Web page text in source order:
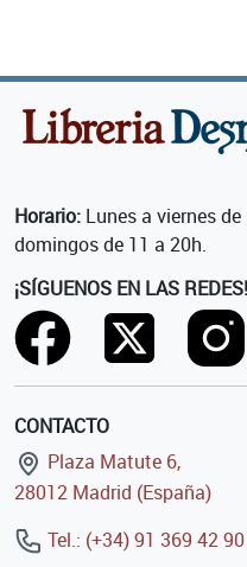
Horario: Lunes a viernes
domingos de 11 a 20h.
¡SÍGUENOS EN LAS REDES!
CONTACTO
Plaza Matute 6,
28012 Madrid (España)
Tel.: (+34) 91 369 42 90